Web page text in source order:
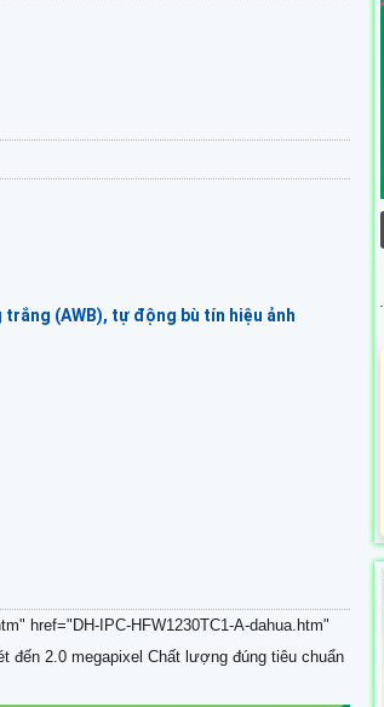
(AWB), tự động bù tín hiệu ảnh
href="DH-IPC-HFW1230TC1-A-dahua.htm"
đến 2.0 megapixel Chất lượng đúng tiêu chuẩn